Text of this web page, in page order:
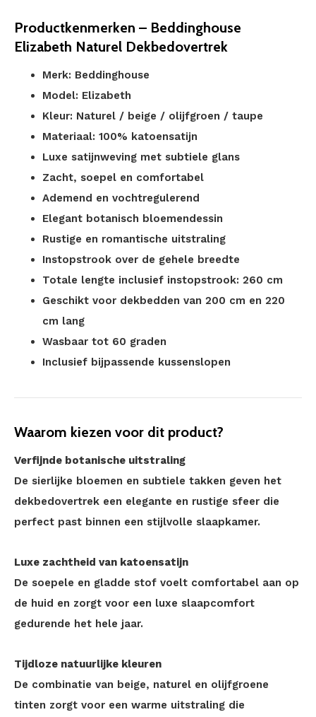
Productkenmerken – Beddinghouse
Elizabeth Naturel Dekbedovertrek
Merk: Beddinghouse
Model: Elizabeth
Kleur: Naturel / beige / olijfgroen / taupe
Materiaal: 100% katoensatijn
Luxe satijnweving met subtiele glans
Zacht, soepel en comfortabel
Ademend en vochtregulerend
Elegant botanisch bloemendessin
Rustige en romantische uitstraling
Instopstrook over de gehele breedte
Totale lengte inclusief instopstrook: 260 cm
Geschikt voor dekbedden van 200 cm en 220
cm lang
Wasbaar tot 60 graden
Inclusief bijpassende kussenslopen
Waarom kiezen voor dit product?
Verfijnde botanische uitstraling
De sierlijke bloemen en subtiele takken geven het
dekbedovertrek een elegante en rustige sfeer die
perfect past binnen een stijlvolle slaapkamer.
Luxe zachtheid van katoensatijn
De soepele en gladde stof voelt comfortabel aan op
de huid en zorgt voor een luxe slaapcomfort
gedurende het hele jaar.
Tijdloze natuurlijke kleuren
De combinatie van beige, naturel en olijfgroene
tinten zorgt voor een warme uitstraling die